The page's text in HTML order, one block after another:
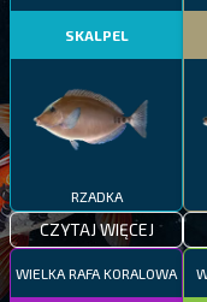
SKALPEL
RZADKA
CZYTAJ WIĘCEJ
WIELKA RAFA KORALOWA